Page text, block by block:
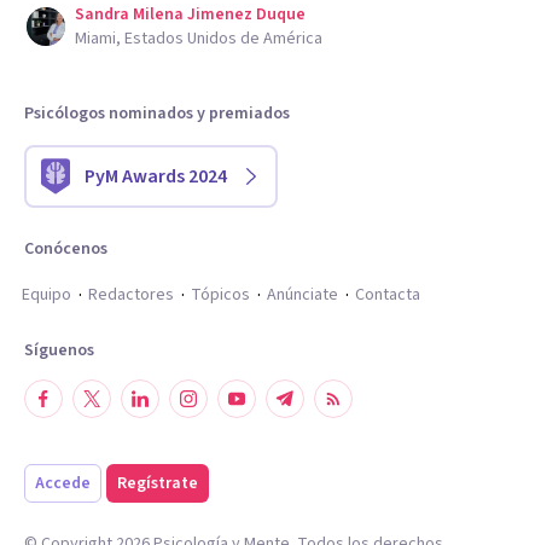
Sandra Milena Jimenez Duque
Miami, Estados Unidos de América
Psicólogos nominados y premiados
PyM Awards 2024
Conócenos
Equipo
Redactores Tópicos Anúnciate Contacta
Síguenos
Accede Regístrate